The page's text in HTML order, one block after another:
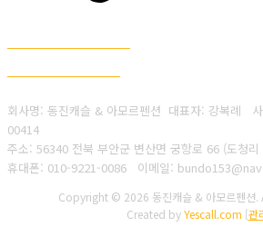
회사명: 동진캐슬 & 아모르펜션 대표자: 강복례
00414
주소: 56340 전북 부안군 변산면 궁항로 66 (도청리
휴대폰: 010-9221-0086
이메일:
Copyright © 2026 동진캐슬 & 아모르펜션.
Created byYescall.com [관